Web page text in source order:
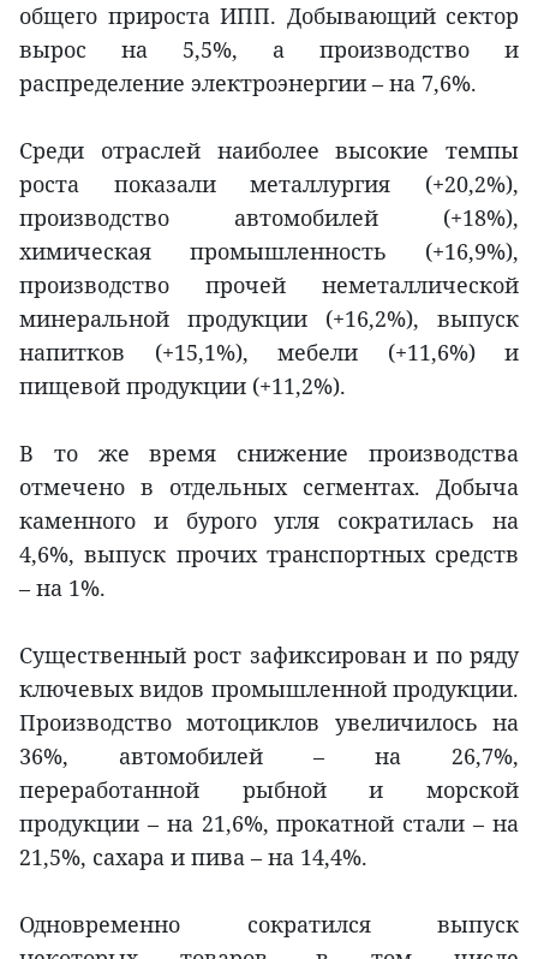
общего прироста ИПП. Добывающий сектор
вырос на 5,5%, а производство и
распределение электроэнергии – на 7,6%.
Среди отраслей наиболее высокие темпы
роста показали металлургия (+20,2%),
производство автомобилей (+18%),
химическая промышленность (+16,9%),
производство прочей неметаллической
минеральной продукции (+16,2%), выпуск
напитков (+15,1%), мебели (+11,6%) и
пищевой продукции (+11,2%).
В то же время снижение производства
отмечено в отдельных сегментах. Добыча
каменного и бурого угля сократилась на
4,6%, выпуск прочих транспортных средств
– на 1%.
Существенный рост зафиксирован и по ряду
ключевых видов промышленной продукции.
Производство мотоциклов увеличилось на
36%, автомобилей – на 26,7%,
переработанной рыбной и морской
продукции – на 21,6%, прокатной стали – на
21,5%, сахара и пива – на 14,4%.
Одновременно сократился выпуск